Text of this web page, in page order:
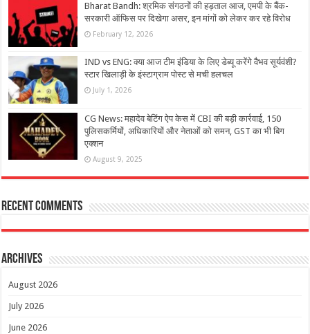
Bharat Bandh: श्रमिक संगठनों की हड़ताल आज, एमपी के बैंक-
सरकारी ऑफिस पर दिखेगा असर, इन मांगों को लेकर कर रहे विरोध
February 12, 2026
IND vs ENG: क्या आज टीम इंडिया के लिए डेब्यू करेंगे वैभव सूर्यवंशी?
स्टार खिलाड़ी के इंस्टाग्राम पोस्ट से मची हलचल
July 1, 2026
CG News: महादेव बेटिंग ऐप केस में CBI की बड़ी कार्रवाई, 150
पुलिसकर्मियों, अधिकारियों और नेताओं को समन, GST का भी बिग
एक्शन
August 9, 2025
Recent Comments
Archives
August 2026
July 2026
June 2026